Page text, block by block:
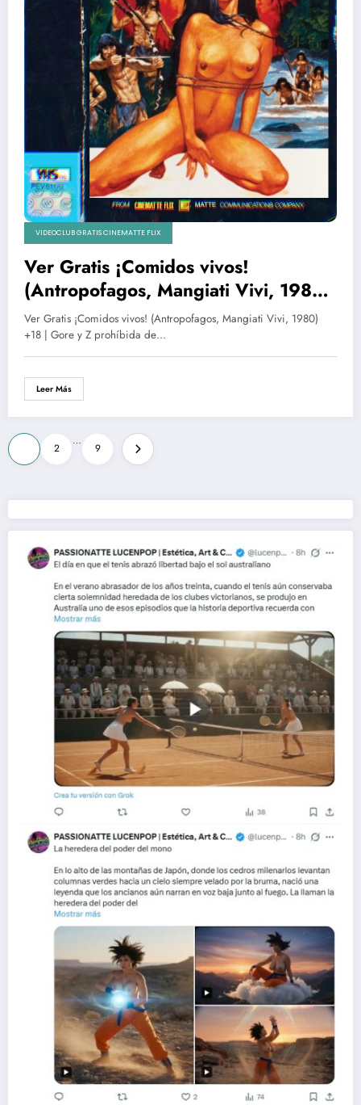
VIDEOCLUB GRATIS CINEMATTE FLIX
Ver Gratis ¡Comidos vivos!
(Antropofagos, Mangiati Vivi, 1980)
+18 | Gore y Z prohíbida de
videoclub
Ver Gratis ¡Comidos vivos! (Antropofagos, Mangiati Vivi, 1980)
+18 | Gore y Z prohíbida de…
Leer Más
Paginación
de
entradas
2
…
9